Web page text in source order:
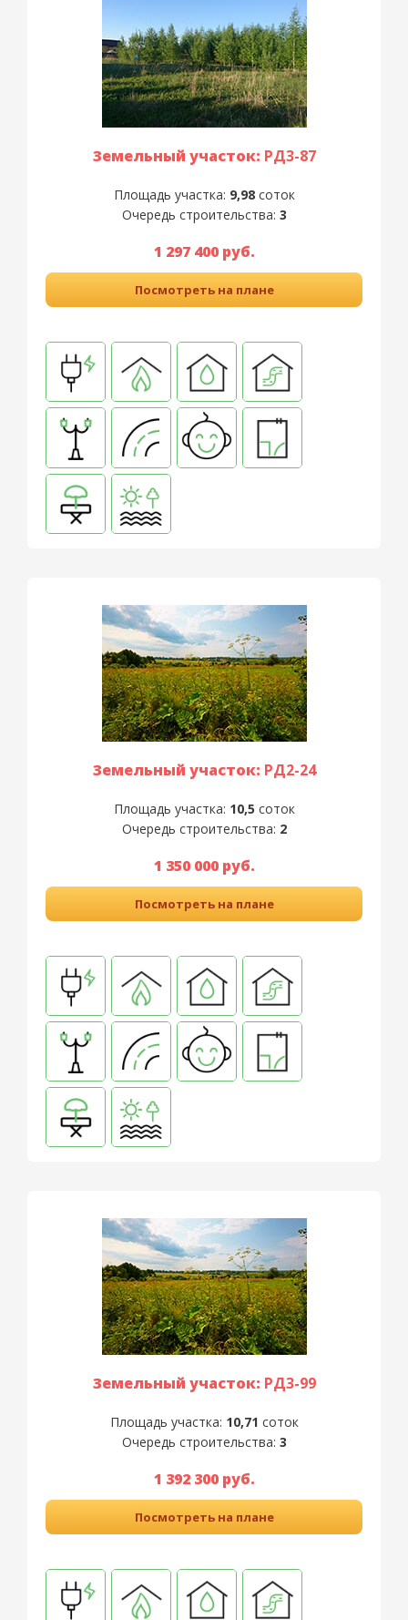
Земельный участок: РД3-87
Площадь участка: 9,98соток
Очередь строительства: 3
1 297 400 руб.
Посмотреть на плане
Земельный участок: РД2-24
Площадь участка: 10,5 соток
Очередь строительства: 2
1 350 000 руб.
Посмотреть на плане
Земельный участок: РД3-99
Площадь участка: 10,71 соток
Очередь строительства: 3
1 392 300 руб.
Посмотреть на плане